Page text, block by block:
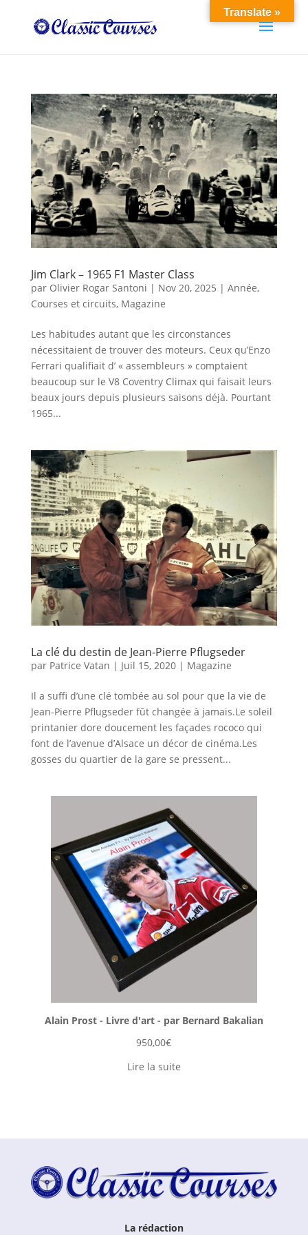
Jim Clark – 1965 F1 Master Class
par Olivier Rogar Santoni | Nov 20, 2025 | Année,
Courses et circuits, Magazine
Les habitudes autant que les circonstances
nécessitaient de trouver des moteurs. Ceux qu’Enzo
Ferrari qualifiait d’ « assembleurs » comptaient
beaucoup sur le V8 Coventry Climax qui faisait leurs
beaux jours depuis plusieurs saisons déjà. Pourtant
1965...
La clé du destin de Jean-Pierre Pflugseder
par Patrice Vatan | Juil 15, 2020| Magazine
Il a suffi d’une clé tombée au sol pour que la vie de
Jean-Pierre Pflugseder fût changée à jamais.Le soleil
printanier dore doucement les façades rococo qui
font de l’avenue d’Alsace un décor de cinéma.Les
gosses du quartier de la gare se pressent...
Alain Prost - Livre d'art - par Bernard Bakalian
950,00€
Lire la suite
La rédaction
Translate »